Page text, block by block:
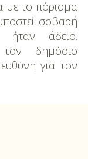
με το πόρισμα
σοβαρή
άδειο.
δημόσιο
για τον